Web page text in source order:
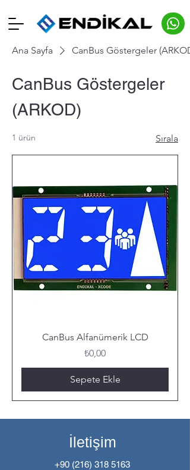
Ana Sayfa CanBus Göstergeler
CanBus Göstergeler
(ARKOD)
1 ürün Sırala
CanBus Alfanümerik LCD
Fiyat
₺0,00
Sepete Ekle
İletişim
+90 (216) 318 5163